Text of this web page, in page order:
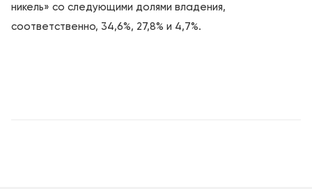
никель» со следующими долями владения,
соответственно, 34,6%, 27,8% и 4,7%.